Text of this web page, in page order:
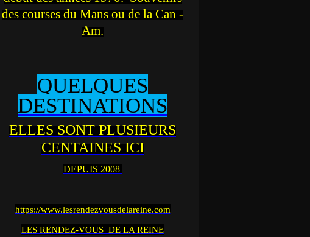
des courses du Mans ou de la Can -
Am.
QUELQUES
DESTINATIONS
ELLES SONT PLUSIEURS
CENTAINES ICI
DEPUIS 2008
https://www.lesrendezvousdelareine.com
LES RENDEZ-VOUS DE LA REINE